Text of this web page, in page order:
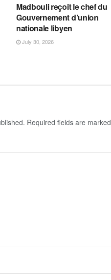
Madbouli reçoit le chef du
Gouvernement d’union
nationale libyen
July 30, 2026
Required fields are marked